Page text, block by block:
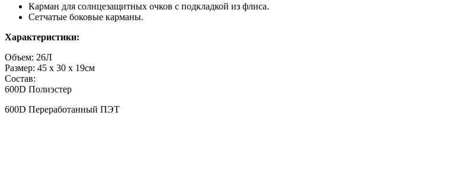
Карман для солнцезащитных очков с подкладкой из флиса.
Сетчатые боковые карманы.
Характеристики:
Объем: 26Л
Размер: 45 x 30 x 19см
Состав:
600D Полиэстер
600D Переработанный ПЭТ